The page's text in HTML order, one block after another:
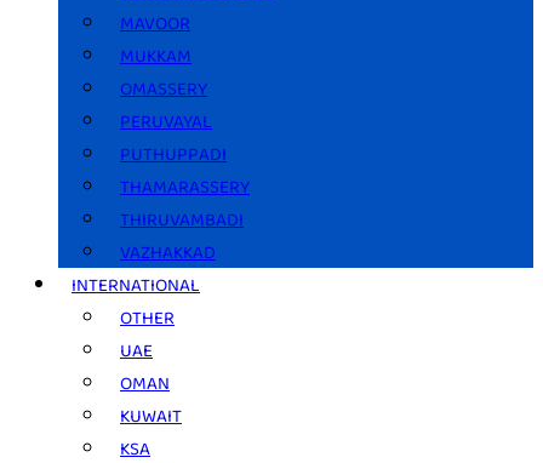
MAVOOR
MUKKAM
OMASSERY
PERUVAYAL
PUTHUPPADI
THAMARASSERY
THIRUVAMBADI
VAZHAKKAD
INTERNATIONAL
OTHER
UAE
OMAN
KUWAIT
KSA